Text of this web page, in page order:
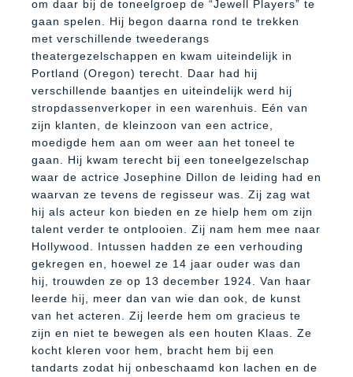
om daar bij de toneelgroep de “Jewell Players” te
gaan spelen. Hij begon daarna rond te trekken
met verschillende tweederangs
theatergezelschappen en kwam uiteindelijk in
Portland (Oregon) terecht. Daar had hij
verschillende baantjes en uiteindelijk werd hij
stropdassenverkoper in een warenhuis. Eén van
zijn klanten, de kleinzoon van een actrice,
moedigde hem aan om weer aan het toneel te
gaan. Hij kwam terecht bij een toneelgezelschap
waar de actrice Josephine Dillon de leiding had en
waarvan ze tevens de regisseur was. Zij zag wat
hij als acteur kon bieden en ze hielp hem om zijn
talent verder te ontplooien. Zij nam hem mee naar
Hollywood. Intussen hadden ze een verhouding
gekregen en, hoewel ze 14 jaar ouder was dan
hij, trouwden ze op 13 december 1924. Van haar
leerde hij, meer dan van wie dan ook, de kunst
van het acteren. Zij leerde hem om gracieus te
zijn en niet te bewegen als een houten Klaas. Ze
kocht kleren voor hem, bracht hem bij een
tandarts zodat hij onbeschaamd kon lachen en de